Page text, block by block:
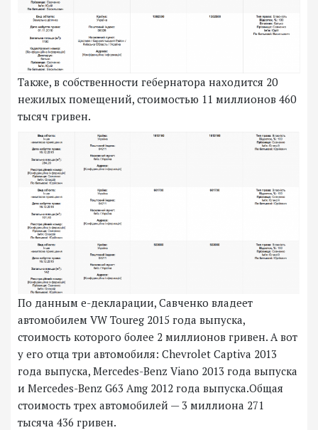
Также, в собственности гебернатора находится 20
нежилых помещений, стоимостью 11 миллионов 460
тысяч гривен.
По данным е-декларации, Савченко владеет
автомобилем VW Toureg 2015 года выпуска,
стоимость которого более 2 миллионов гривен. А вот
у его отца три автомобиля: Chevrolet Captiva 2013
года выпуска, Mercedes-Benz Viano 2013 года выпуска
и Mercedes-Benz G63 Amg 2012 года выпуска.Общая
стоимость трех автомобилей — 3 миллиона 271
тысяча 436 гривен.